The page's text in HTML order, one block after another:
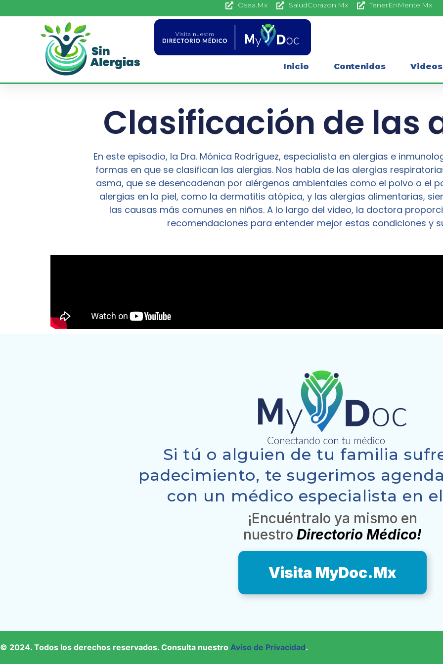
Osea.Mx SaludCorazon.Mx TenerEnMente.Mx
Inicio Contenidos Videos
Clasificación de las
En este episodio, la Dra. Mónica Rodríguez, especialista en alergias e
formas en que se clasifican las alergias. Nos habla de las alergias
asma, que se desencadenan por alérgenos ambientales como el polvo o el
alergias en la piel, como la dermatitis atópica, y las alergias alimentarias,
las causas más comunes en niños. A lo largo del video, la doctora
recomendaciones para entender mejor estas condiciones y
Si tú o alguien de tu familia
padecimiento, te sugerimos
con un médico especialista en
¡Encuéntralo ya mismo en
nuestro Directorio Médico!
Visita MyDoc.Mx
© 2024. Todos los derechos reservados. Consulta nuestro Aviso de Privacidad.